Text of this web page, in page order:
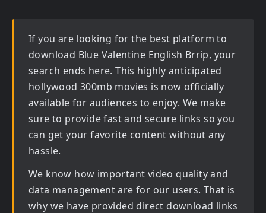
If you are looking for the best platform to
download Blue Valentine English Brrip, your
search ends here. This highly anticipated
hollywood 300mb movies is now officially
available for audiences to enjoy. We make
sure to provide fast and secure links so you
can get your favorite content without any
hassle.
We know how important video quality and
data management are for our users. That is
why we have provided direct download links